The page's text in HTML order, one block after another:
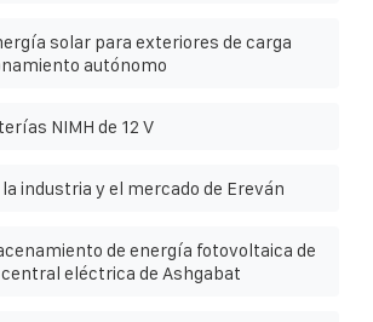
solar para exteriores de carga
autónomo
NIMH de 12 V
industria y el mercado de Ereván
de energía fotovoltaica de
central eléctrica de Ashgabat